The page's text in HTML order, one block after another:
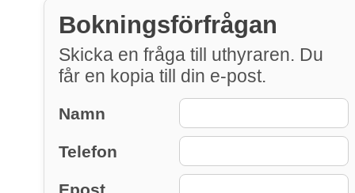
Bokningsförfrågan
Skicka en fråga till uthyraren. Du
får en kopia till din e-post.
Namn
Telefon
Epost